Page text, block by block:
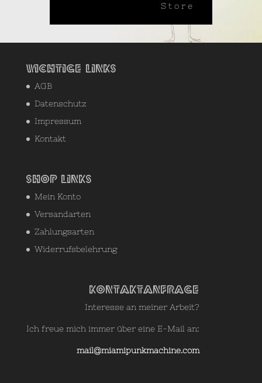
Store
Wichtige Links
AGB
Datenschutz
Impressum
Kontakt
Shop Links
Mein Konto
Versandarten
Zahlungsarten
Widerrufsbelehrung
Kontaktanfrage
Interesse an meiner Arbeit?
Ich freue mich immer über eine E-Mail an:
mail@miamipunkmachine.com